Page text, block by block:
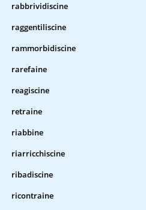
rabbrividiscine
raggentiliscine
rammorbidiscine
rarefaine
reagiscine
retraine
riabbine
riarricchiscine
ribadiscine
ricontraine